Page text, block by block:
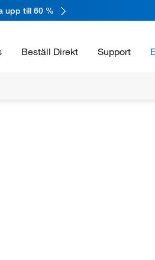
upp till 60 %
Beställ Direkt Support